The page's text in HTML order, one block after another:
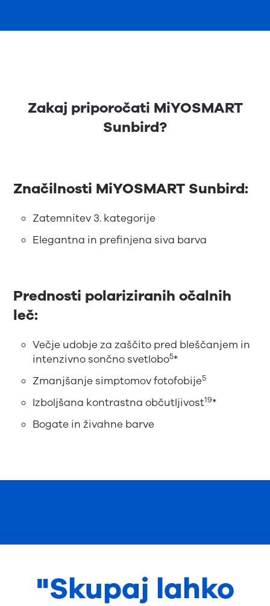
Zakaj priporočati MiYOSMART
Sunbird?
Značilnosti MiYOSMART Sunbird:
Zatemnitev 3. kategorije
Elegantna in prefinjena siva barva
Prednosti polariziranih očalnih
leč:
Večje udobje za zaščito pred bleščanjem in
intenzivno sončno svetlobo5*
Zmanjšanje simptomov fotofobije5
Izboljšana kontrastna občutljivost19*
Bogate in živahne barve
"Skupaj lahko